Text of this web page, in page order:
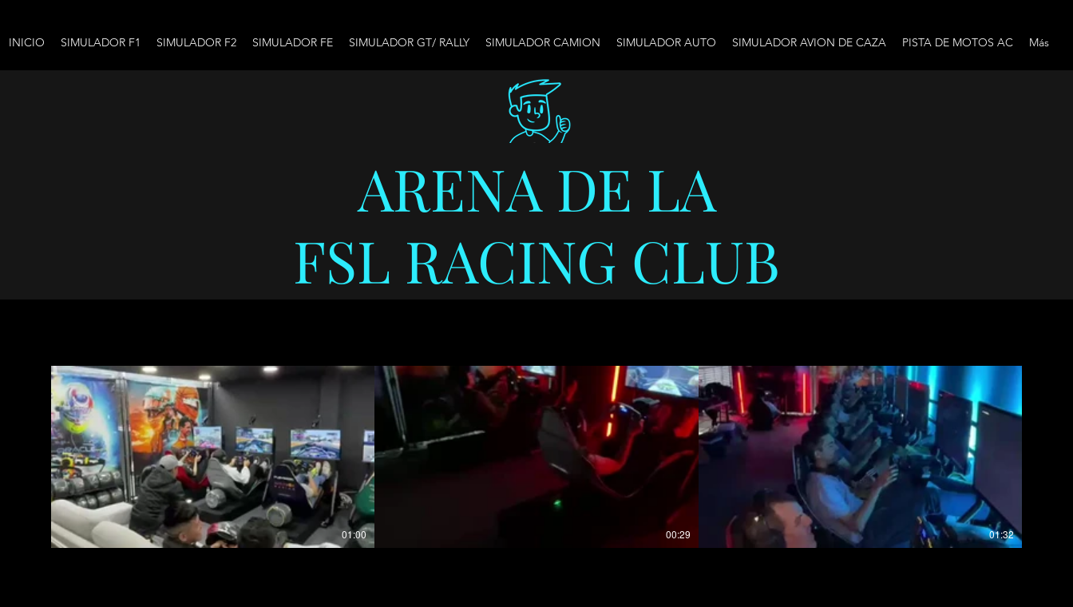
INICIO SIMULADOR F1 SIMULADOR F2 SIMULADOR FE SIMULADOR GT/ RALLY SIMULADOR CAMION SIMULADOR AUTO SIMULADOR AVION DE CAZA PISTA DE MOTOS AC Más
ARENA DE LA
FSL RACING CLUB
01:00 00:29 01:32